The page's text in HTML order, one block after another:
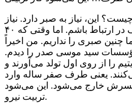
این، نیاز به صبر دارد. نیاز
دارد که من از بدو تولد با طرف در ارتباط باشم. اما وقتی که ۴۰
چنین صبری را نداریم. من اخیراً
سید موسی صدر را دیدم.
یتیم را از روی اول تولد می‌آورند و
یعنی طرف صفر ساله وارد
ساله با همسرش خارج می‌شود. این می‌شود
تربیت نیرو.